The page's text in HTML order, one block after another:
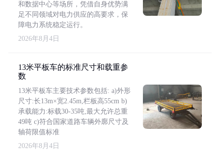
和数据中心等场所，凭借自身优势满
足不同领域对电力供应的高要求，保
障电力系统稳定运行。
2026年8月4日
13米平板车的标准尺寸和载重参
数
13米平板车主要技术参数包括: a)外形
尺寸:长13m×宽2.45m,栏板高55cm b)
承载能力:标载30-35吨,最大允许总重
49吨 c)符合国家道路车辆外廓尺寸及
轴荷限值标准
2026年8月4日